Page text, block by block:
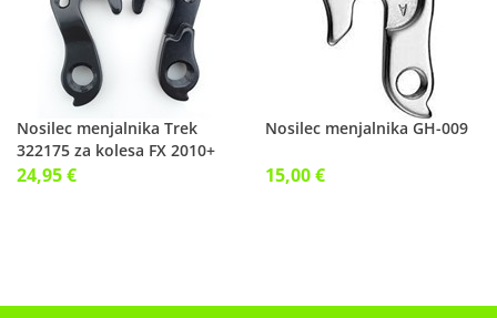
Nosilec menjalnika Trek
322175 za kolesa FX 2010+
24,95 €
Nosilec menjalnika GH-009
15,00 €